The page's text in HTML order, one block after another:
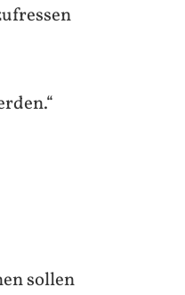
sollen